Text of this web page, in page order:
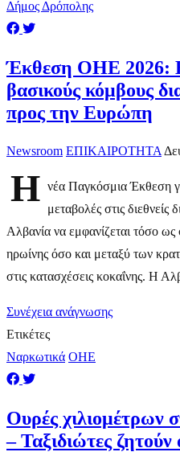
Δήμος Δρόπολης
Έκθεση ΟΗΕ 2026:
βασικούς κόμβους
προς την Ευρώπη
Newsroom ΕΠΙΚΑΙΡΟΤΗΤΑ
Η νέα Παγκόσμια Έκθεση
μεταβολές στις διεθνείς
Αλβανία να εμφανίζεται τόσο
ηρωίνης όσο και μεταξύ των
στις κατασχέσεις κοκαΐνης. Η
Συνέχεια ανάγνωσης
Ετικέτες
Ναρκωτικά ΟΗΕ
Ουρές χιλιομέτρων
– Ταξιδιώτες ζητούν